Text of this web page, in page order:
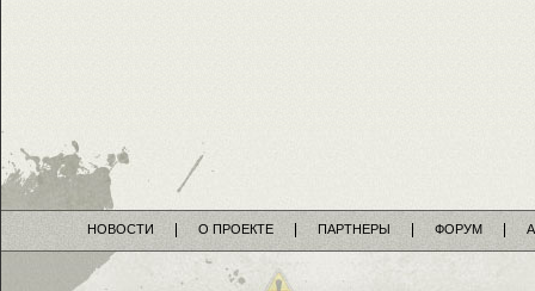
НОВОСТИ О ПРОЕКТЕ ПАРТНЕРЫ ФОРУМ